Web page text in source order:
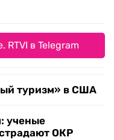
в Telegram
туризм» в США
ученые
ОКР